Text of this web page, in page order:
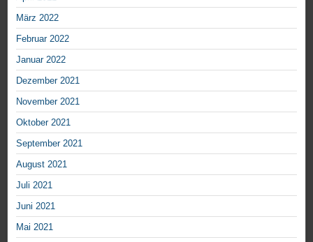
März 2022
Februar 2022
Januar 2022
Dezember 2021
November 2021
Oktober 2021
September 2021
August 2021
Juli 2021
Juni 2021
Mai 2021